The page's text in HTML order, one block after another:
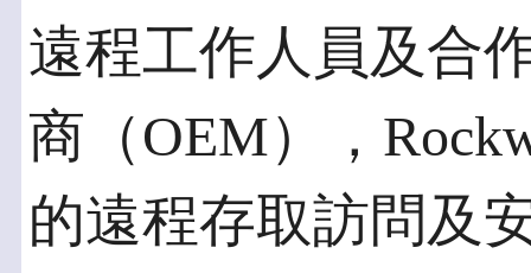
遠程工作人員及合
商（OEM），
的遠程存取訪問及